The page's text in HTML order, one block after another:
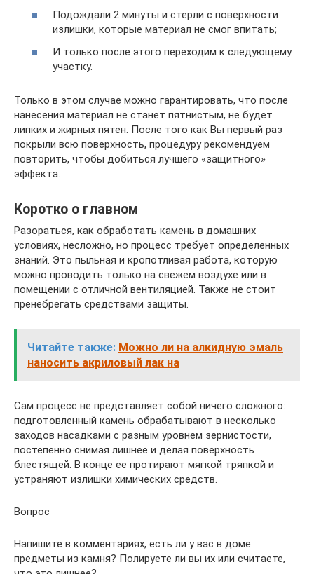
Подождали 2 минуты и стерли с поверхности
излишки, которые материал не смог впитать;
И только после этого переходим к следующему
участку.
Только в этом случае можно гарантировать, что после
нанесения материал не станет пятнистым, не будет
липких и жирных пятен. После того как Вы первый раз
покрыли всю поверхность, процедуру рекомендуем
повторить, чтобы добиться лучшего «защитного»
эффекта.
Коротко о главном
Разораться, как обработать камень в домашних
условиях, несложно, но процесс требует определенных
знаний. Это пыльная и кропотливая работа, которую
можно проводить только на свежем воздухе или в
помещении с отличной вентиляцией. Также не стоит
пренебрегать средствами защиты.
Читайте также: Можно ли на алкидную эмаль
наносить акриловый лак на
Сам процесс не представляет собой ничего сложного:
подготовленный камень обрабатывают в несколько
заходов насадками с разным уровнем зернистости,
постепенно снимая лишнее и делая поверхность
блестящей. В конце ее протирают мягкой тряпкой и
устраняют излишки химических средств.
Вопрос
Напишите в комментариях, есть ли у вас в доме
предметы из камня? Полируете ли вы их или считаете,